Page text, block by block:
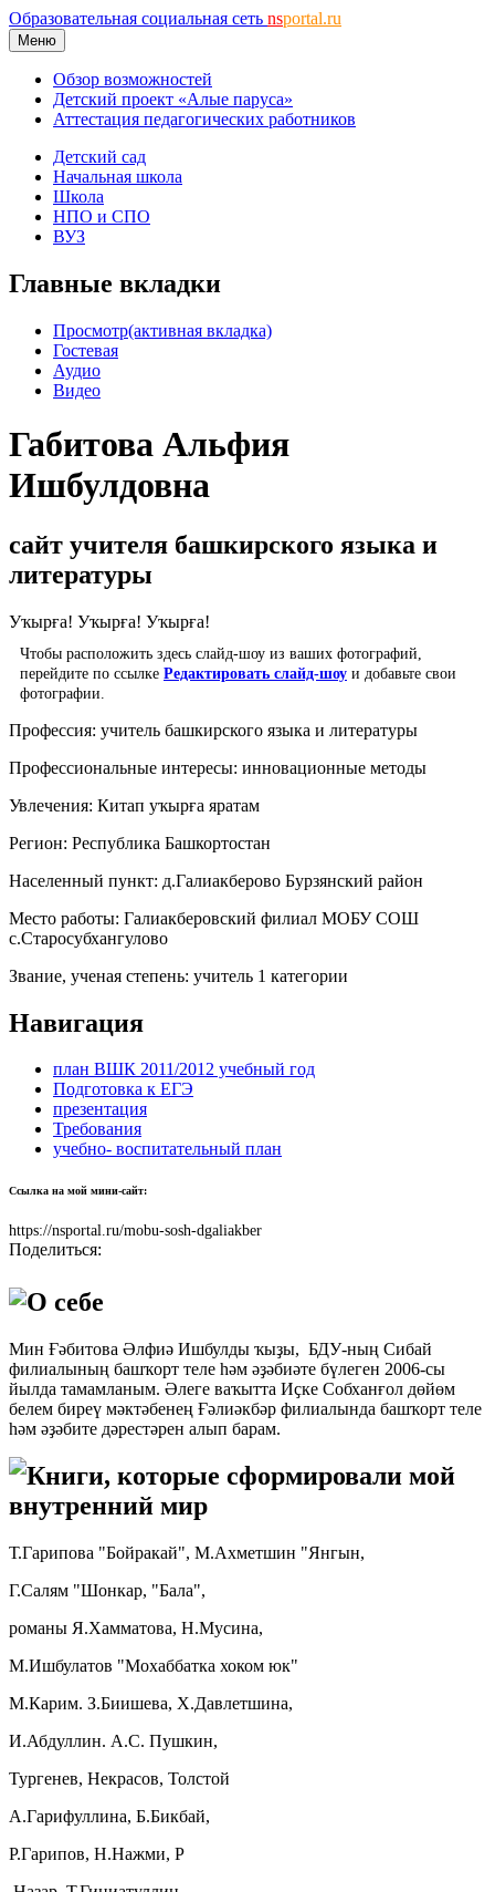
Образовательная социальная сеть nsportal.ru
Меню
Обзор возможностей
Детский проект «Алые паруса»
Аттестация педагогических работников
Детский сад
Начальная школа
Школа
НПО и СПО
ВУЗ
Главные вкладки
Просмотр(активная вкладка)
Гостевая
Аудио
Видео
Габитова Альфия
Ишбулдовна
сайт учителя башкирского языка и
литературы
Уҡырға! Уҡырға! Уҡырға!
Чтобы расположить здесь слайд-шоу из ваших фотографий,
перейдите по ссылке Редактировать слайд-шоу и добавьте свои
фотографии.
Профессия: учитель башкирского языка и литературы
Профессиональные интересы: инновационные методы
Увлечения: Китап уҡырға яратам
Регион: Республика Башкортостан
Населенный пункт: д.Галиакберово Бурзянский район
Место работы: Галиакберовский филиал МОБУ СОШ
с.Старосубхангулово
Звание, ученая степень: учитель 1 категории
Навигация
план ВШК 2011/2012 учебный год
Подготовка к ЕГЭ
презентация
Требования
учебно- воспитательный план
Ссылка на мой мини-сайт:
https://nsportal.ru/mobu-sosh-dgaliakber
Поделиться:
О себе
Мин Ғәбитова Әлфиә Ишбулды ҡыҙы, БДУ-ның Сибай
филиалының башҡорт теле һәм әҙәбиәте бүлеген 2006-сы
йылда тамамланым. Әлеге ваҡытта Иҫке Собханғол дөйөм
белем биреү мәктәбенең Ғәлиәкбәр филиалында башҡорт теле
һәм әҙәбите дәрестәрен алып барам.
Книги, которые сформировали мой
внутренний мир
Т.Гарипова "Бойракай", М.Ахметшин "Янгын,
Г.Салям "Шонкар, "Бала",
романы Я.Хамматова, Н.Мусина,
М.Ишбулатов "Мохаббатка хоком юк"
М.Карим. З.Биишева, Х.Давлетшина,
И.Абдуллин. А.С. Пушкин,
Тургенев, Некрасов, Толстой
А.Гарифуллина, Б.Бикбай,
Р.Гарипов, Н.Нажми, Р